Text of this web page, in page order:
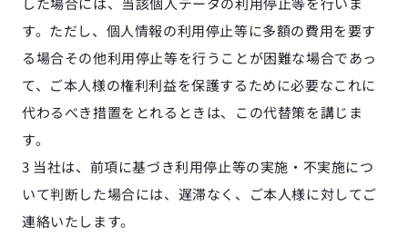
す。ただし、個人情報の利用停止等に多額の費用を要す
る場合その他利用停止等を行うことが困難な場合であっ
て、ご本人様の権利利益を保護するために必要なこれに
代わるべき措置をとれるときは、この代替策を講じま
す。
3 当社は、前項に基づき利用停止等の実施・不実施につ
いて判断した場合には、遅滞なく、ご本人様に対してご
連絡いたします。